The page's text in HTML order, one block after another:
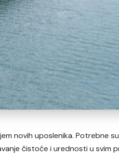
novih uposlenika. Potrebne
čistoće i urednosti u svim